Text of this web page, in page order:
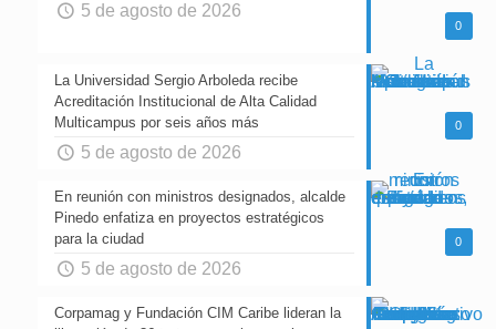
0
5 de agosto de 2026
0
La Universidad Sergio Arboleda recibe
Acreditación Institucional de Alta Calidad
Multicampus por seis años más
5 de agosto de 2026
0
En reunión con ministros designados, alcalde
Pinedo enfatiza en proyectos estratégicos
para la ciudad
5 de agosto de 2026
Corpamag y Fundación CIM Caribe lideran la